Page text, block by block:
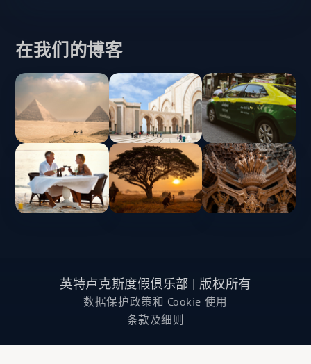
在我们的博客
英特卢克斯度假俱乐部 | 版权所有
数据保护政策和 Cookie 使用
条款及细则